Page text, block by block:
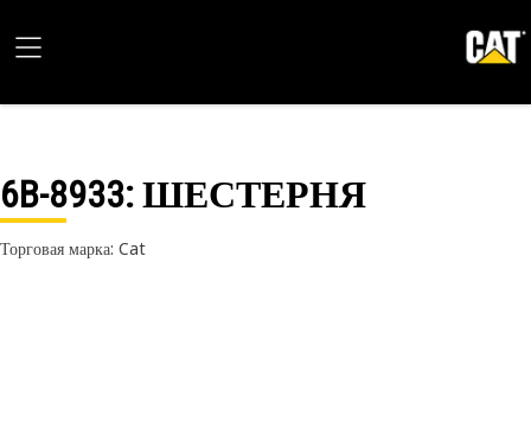
6B-8933: ШЕСТЕРНЯ
Торговая марка: Cat